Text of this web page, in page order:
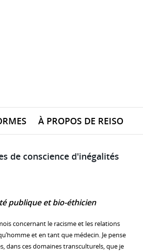
À PROPOS DE REISO
de conscience d'inégalités
publique et bio-éthicien
concernant le racisme et les relations
et en tant que médecin. Je pense
dans ces domaines transculturels, que je